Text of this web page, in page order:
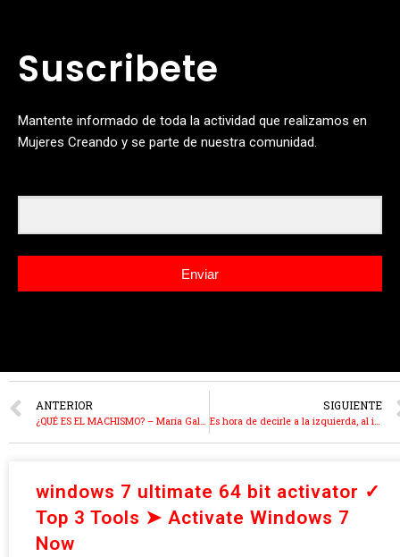
Suscribete
Mantente informado de toda la actividad que realizamos en
Mujeres Creando y se parte de nuestra comunidad.
Enviar
ANTERIOR SIGUIENTE
windows 7 ultimate 64 bit activator ✓
Top 3 Tools ➤ Activate Windows 7
Now